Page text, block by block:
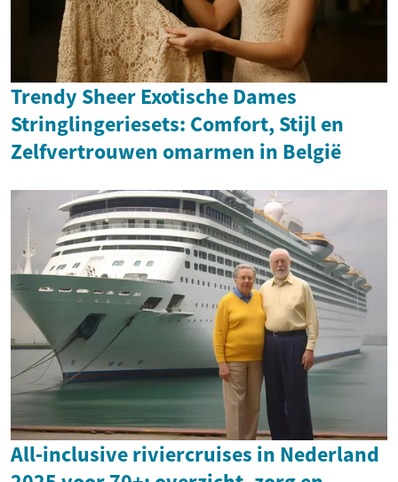
Trendy Sheer Exotische Dames
Stringlingeriesets: Comfort, Stijl en
Zelfvertrouwen omarmen in België
All‑inclusive riviercruises in Nederland